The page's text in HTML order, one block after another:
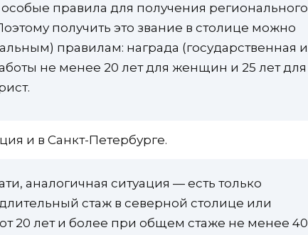
правила для получения регионального
получить это звание в столице можно
правилам: награда (государственная
не менее 20 лет для женщин и 25 лет для
и в Санкт-Петербурге.
аналогичная ситуация — есть только
стаж в северной столице или
20 лет и более при общем стаже не менее